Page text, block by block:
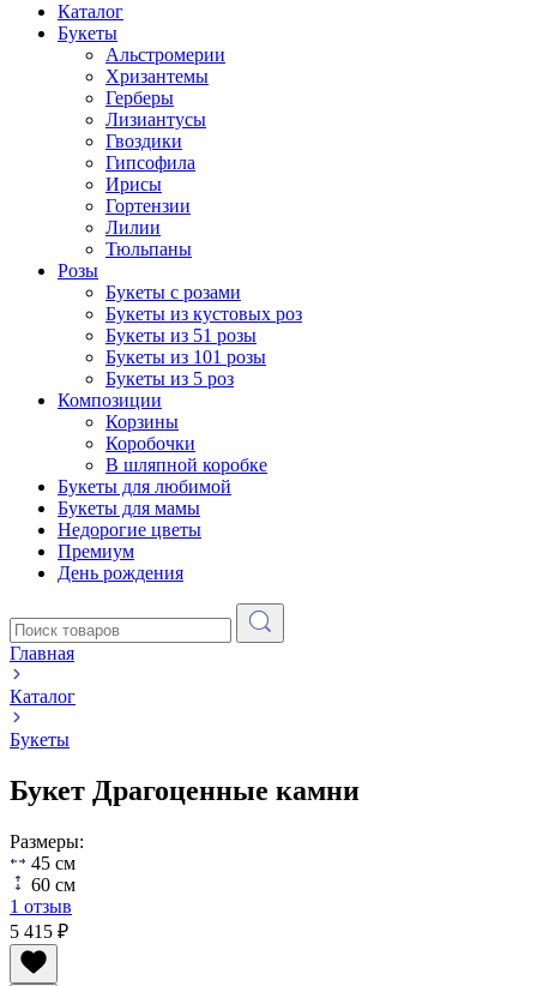
Каталог
Букеты
Альстромерии
Хризантемы
Герберы
Лизиантусы
Гвоздики
Гипсофила
Ирисы
Гортензии
Лилии
Тюльпаны
Розы
Букеты с розами
Букеты из кустовых роз
Букеты из 51 розы
Букеты из 101 розы
Букеты из 5 роз
Композиции
Корзины
Коробочки
В шляпной коробке
Букеты для любимой
Букеты для мамы
Недорогие цветы
Премиум
День рождения
Главная
Каталог
Букеты
Букет Драгоценные камни
Размеры:
45 см
60 см
1 отзыв
5 415 ₽